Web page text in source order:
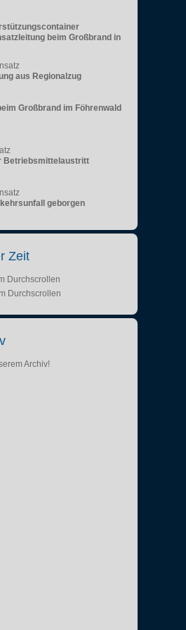
beim Großbrand in
aus Regionalzug
Großbrand im Föhrenwald
Betriebsmittelaustritt
geborgen
Zeit
Durchscrollen
Durchscrollen
Archiv!